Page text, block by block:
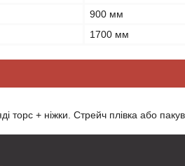
900 мм
1700 мм
торс + ніжки. Стрейч плівка або